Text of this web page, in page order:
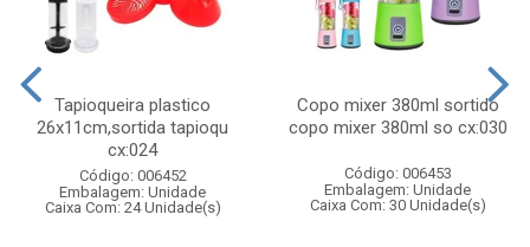
Tapioqueira plastico
26x11cm,sortida tapioqu
cx:024
Código: 006452
Embalagem: Unidade
Caixa Com: 24 Unidade(s)
Copo mixer 380ml sortido
copo mixer 380ml so cx:030
Código: 006453
Embalagem: Unidade
Caixa Com: 30 Unidade(s)